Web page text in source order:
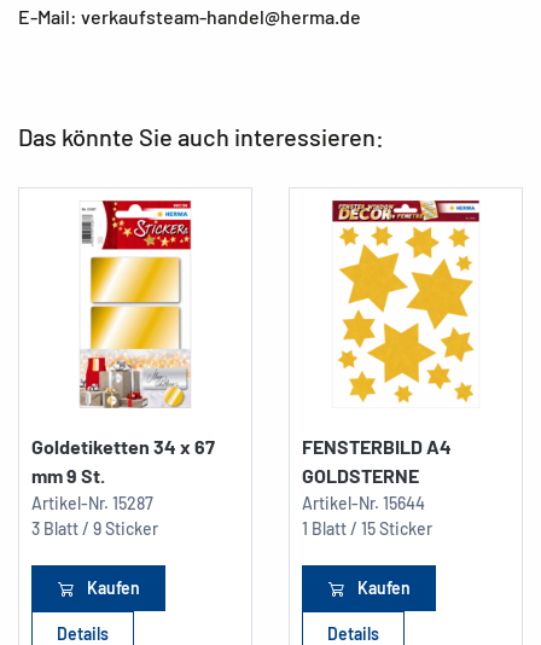
E-Mail: verkaufsteam-handel@herma.de
Das könnte Sie auch interessieren:
Goldetiketten 34 x 67
mm 9 St.
Artikel-Nr. 15287
3 Blatt / 9 Sticker
Kaufen
Details
FENSTERBILD A4
GOLDSTERNE
Artikel-Nr. 15644
1 Blatt / 15 Sticker
Kaufen
Details